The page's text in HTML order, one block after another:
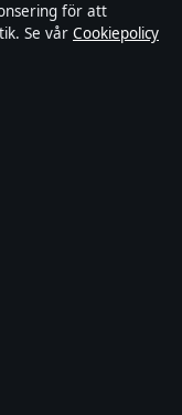
för att
Se vår Cookiepolicy